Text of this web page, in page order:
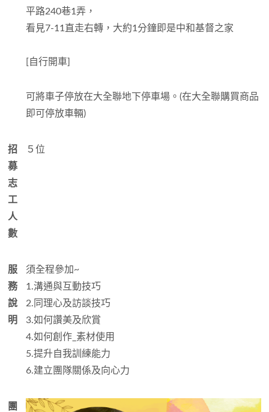
平路240巷1弄，
看見7-11直走右轉，大約1分鐘即是中和基督之家
[自行開車]
可將車子停放在大全聯地下停車場。(在大全聯購買商品
即可停放車輛)
招
募
志
工
人
數
５位
服
務
說
明
須全程參加~
1.溝通與互動技巧
2.同理心及訪談技巧
3.如何讚美及欣賞
4.如何創作_素材使用
5.提升自我訓練能力
6.建立團隊關係及向心力
團